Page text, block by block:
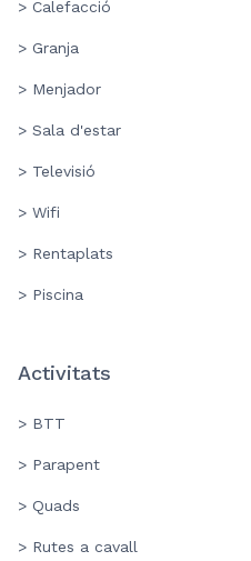
> Calefacció
> Granja
> Menjador
> Sala d'estar
> Televisió
> Wifi
> Rentaplats
> Piscina
Activitats
> BTT
> Parapent
> Quads
> Rutes a cavall